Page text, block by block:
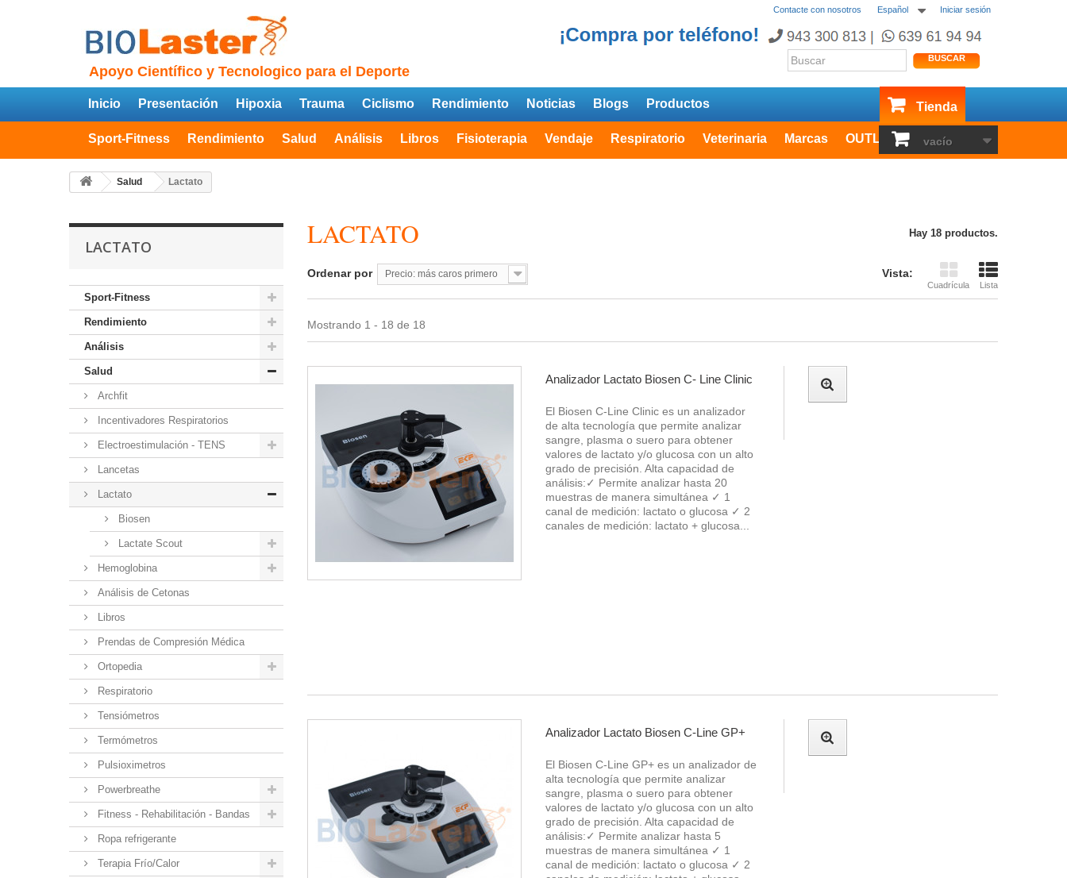
Iniciar sesión
Español
Contacte con nosotros
Apoyo Científico y Tecnologico para el Deporte
BUSCAR
vacío
Inicio Presentación Hipoxia Trauma Ciclismo Rendimiento Noticias Blogs Productos Tienda
Sport-Fitness Rendimiento Salud Análisis Libros Fisioterapia Vendaje Respiratorio Veterinaria Marcas OUTLET
Salud Lactato
LACTATO
Sport-Fitness
Rendimiento
Análisis
Salud
Archfit
Incentivadores Respiratorios
Electroestimulación - TENS
Lancetas
Lactato
Biosen
Lactate Scout
Hemoglobina
Análisis de Cetonas
Libros
Prendas de Compresión Médica
Ortopedia
Respiratorio
Tensiómetros
Termómetros
Pulsioximetros
Powerbreathe
Fitness - Rehabilitación - Bandas
Ropa refrigerante
Terapia Frío/Calor
LACTATO Hay 18 productos.
Vista:
Cuadrícula Lista
Ordenar por Precio: más caros primero
Mostrando 1 - 18 de 18
Analizador Lactato Biosen C- Line Clinic
El Biosen C-Line Clinic es un analizador
de alta tecnología que permite analizar
sangre, plasma o suero para obtener
valores de lactato y/o glucosa con un alto
grado de precisión. Alta capacidad de
análisis:✓ Permite analizar hasta 20
muestras de manera simultánea ✓ 1
canal de medición: lactato o glucosa ✓ 2
canales de medición: lactato + glucosa...
Analizador Lactato Biosen C-Line GP+
El Biosen C-Line GP+ es un analizador de
alta tecnología que permite analizar
sangre, plasma o suero para obtener
valores de lactato y/o glucosa con un alto
grado de precisión. Alta capacidad de
análisis:✓ Permite analizar hasta 5
muestras de manera simultánea ✓ 1
canal de medición: lactato o glucosa ✓ 2